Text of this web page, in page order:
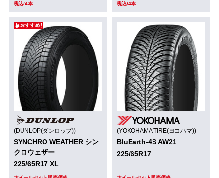
税込/4本 税込/4本
(DUNLOP(ダンロップ))
SYNCHRO WEATHER シン
クロウェザー
225/65R17 XL
(YOKOHAMA TIRE(ヨコハマ))
BluEarth-4S AW21
225/65R17